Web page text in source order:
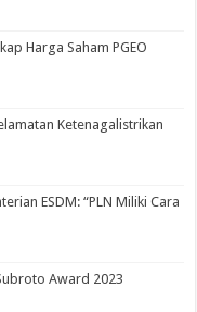
Harga Saham PGEO
Ketenagalistrikan
ESDM: “PLN Miliki Cara
Award 2023